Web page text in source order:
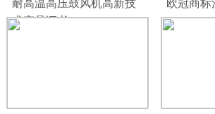
术产品证书